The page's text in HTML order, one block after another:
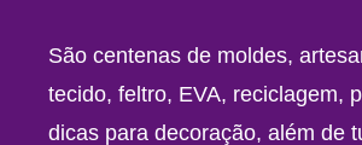
São centenas de moldes,
tecido, feltro, EVA, reciclagem,
dicas para decoração, além de